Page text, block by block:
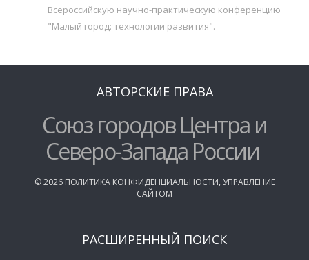
Всероссийскую научно-практическую конференцию
"Малый город: технологии развития".
АВТОРСКИЕ ПРАВА
Союз городов Центра и
Северо-Запада России
©2026 ПОЛИТИКА КОНФИДЕНЦИАЛЬНОСТИ, УПРАВЛЕНИЕ
САЙТОМ
РАСШИРЕННЫЙ ПОИСК